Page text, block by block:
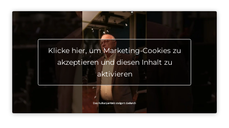
Klicke hier, um Marketing-Cookies zu
akzeptieren und diesen Inhalt zu
aktivieren